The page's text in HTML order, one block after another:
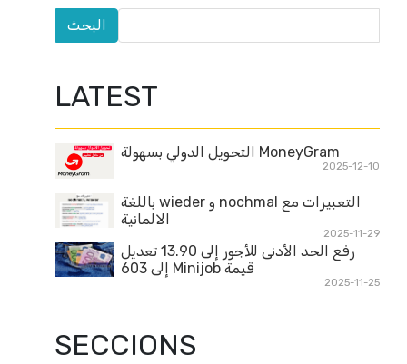
LATEST
MoneyGram التحويل الدولي بسهولة
2025-12-10
التعبيرات مع nochmal و wieder باللغة
الالمانية
2025-11-29
رفع الحد الأدنى للأجور إلى 13.90 تعديل
قيمة Minijob إلى 603
2025-11-25
SECCIONS